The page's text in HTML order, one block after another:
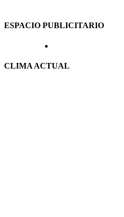
ESPACIO PUBLICITARIO
CLIMA ACTUAL